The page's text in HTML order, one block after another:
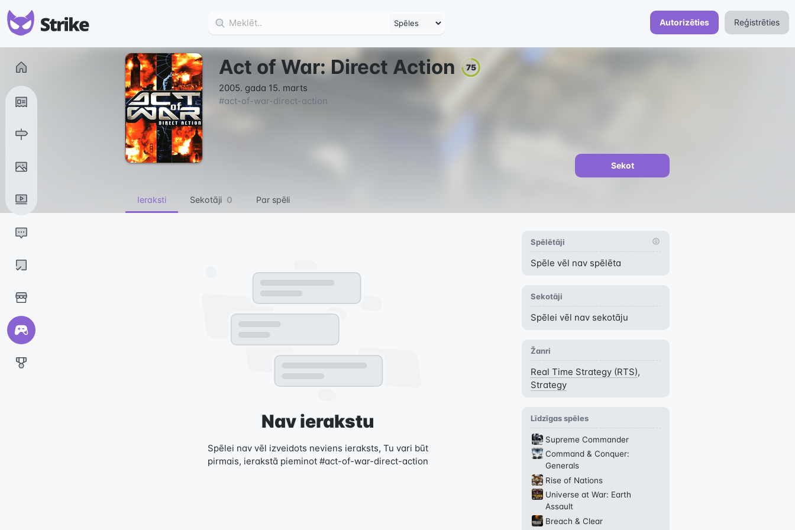
Autorizēties Reģistrēties
Act of War: Direct Action 75
2005. gada 15. marts
#act-of-war-direct-action
Sekot
Ieraksti Sekotāji 0 Par spēli
Nav ierakstu
Spēlei nav vēl izveidots neviens ieraksts, Tu vari būt
pirmais, ierakstā pieminot #act-of-war-direct-action
Spēlētāji
Spēle vēl nav spēlēta
Sekotāji
Spēlei vēl nav sekotāju
Žanri
Real Time Strategy (RTS),
Strategy
Līdzīgas spēles
Supreme Commander
Command & Conquer:
Generals
Rise of Nations
Universe at War: Earth
Assault
Breach & Clear